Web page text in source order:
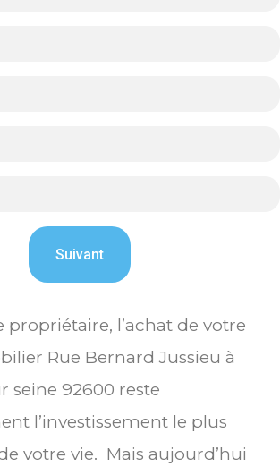
propriétaire, l’achat de votre
Rue Bernard Jussieu à
seine 92600 reste
l’investissement le plus
votre vie. Mais aujourd’hui